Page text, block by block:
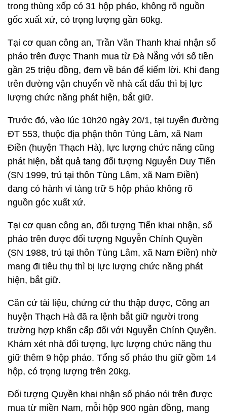
trong thùng xốp có 31 hộp pháo, không rõ nguồn
gốc xuất xứ, có trọng lượng gần 60kg.
Tại cơ quan công an, Trần Văn Thanh khai nhận số
pháo trên được Thanh mua từ Đà Nẵng với số tiền
gần 25 triệu đồng, đem về bán để kiếm lời. Khi đang
trên đường vận chuyển về nhà cất dấu thì bị lực
lượng chức năng phát hiện, bắt giữ.
Trước đó, vào lúc 10h20 ngày 20/1, tại tuyến đường
ĐT 553, thuộc địa phận thôn Tùng Lâm, xã Nam
Điền (huyện Thạch Hà), lực lượng chức năng cũng
phát hiện, bắt quả tang đối tượng Nguyễn Duy Tiến
(SN 1999, trú tại thôn Tùng Lâm, xã Nam Điền)
đang có hành vi tàng trữ 5 hộp pháo không rõ
nguồn góc xuất xứ.
Tại cơ quan công an, đối tượng Tiến khai nhận, số
pháo trên được đối tượng Nguyễn Chính Quyền
(SN 1988, trú tại thôn Tùng Lâm, xã Nam Điền) nhờ
mang đi tiêu thụ thì bị lực lượng chức năng phát
hiện, bắt giữ.
Căn cứ tài liệu, chứng cứ thu thập được, Công an
huyện Thạch Hà đã ra lệnh bắt giữ người trong
trường hợp khẩn cấp đối với Nguyễn Chính Quyền.
Khám xét nhà đối tượng, lực lượng chức năng thu
giữ thêm 9 hộp pháo. Tổng số pháo thu giữ gồm 14
hộp, có trọng lượng trên 20kg.
Đối tượng Quyền khai nhận số pháo nói trên được
mua từ miền Nam, mỗi hộp 900 ngàn đồng, mang